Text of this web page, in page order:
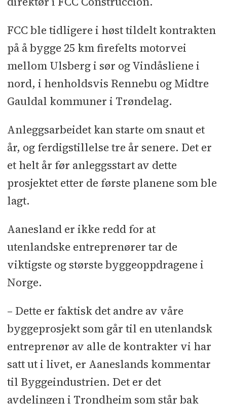
FCC ble tidligere i høst tildelt kontrakten
på å bygge 25 km firefelts motorvei
mellom Ulsberg i sør og Vindåsliene i
nord, i henholdsvis Rennebu og Midtre
Gauldal kommuner i Trøndelag.
Anleggsarbeidet kan starte om snaut et
år, og ferdigstillelse tre år senere. Det er
et helt år før anleggsstart av dette
prosjektet etter de første planene som ble
lagt.
Aanesland er ikke redd for at
utenlandske entreprenører tar de
viktigste og største byggeoppdragene i
Norge.
– Dette er faktisk det andre av våre
byggeprosjekt som går til en utenlandsk
entreprenør av alle de kontrakter vi har
satt ut i livet, er Aaneslands kommentar
til Byggeindustrien. Det er det
avdelingen i Trondheim som står bak